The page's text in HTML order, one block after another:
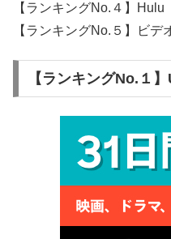
【ランキングNo.４】Hulu
【ランキングNo.５】ビデ
【ランキングNo.１